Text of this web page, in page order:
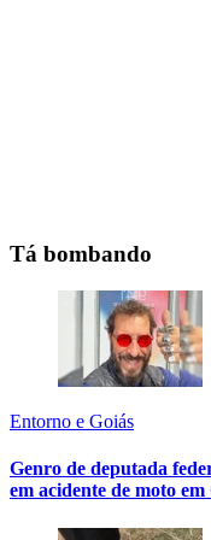
Tá bombando
Entorno e Goiás
Genro de deputada
em acidente de moto em